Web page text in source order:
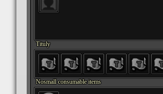
Tituly
Nosmall consumable items